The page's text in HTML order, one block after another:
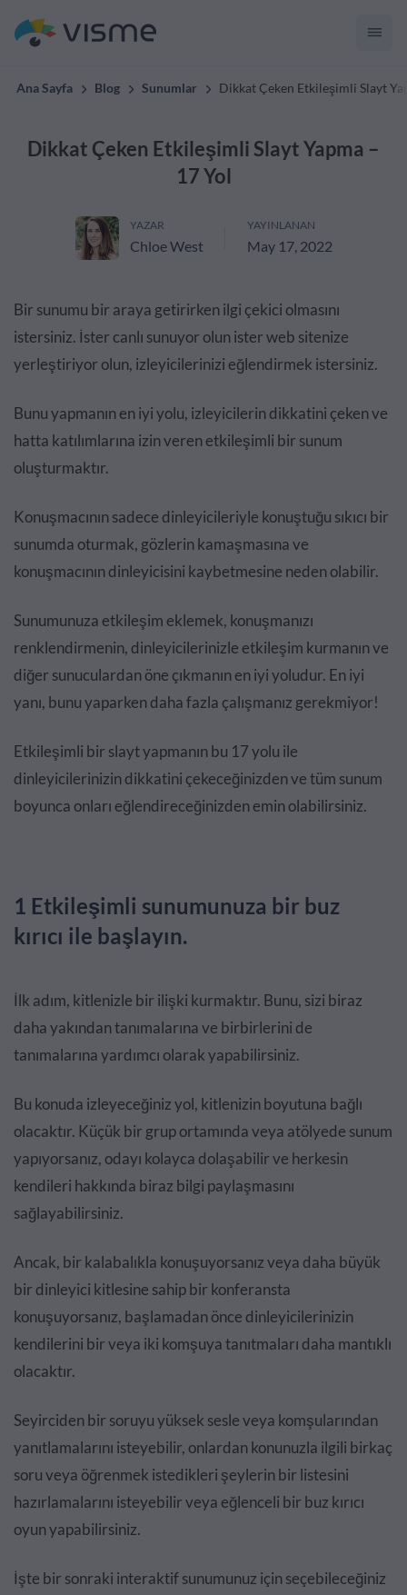
Ana Sayfa Blog Sunumlar Dikkat Çeken Etkileşimli Slayt
Dikkat Çeken Etkileşimli Slayt Yapma –
17 Yol
YAZAR
Chloe West
YAYINLANAN
May 17, 2022
Bir sunumu bir araya getirirken ilgi çekici olmasını
istersiniz. İster canlı sunuyor olun ister web sitenize
yerleştiriyor olun, izleyicilerinizi eğlendirmek istersiniz.
Bunu yapmanın en iyi yolu, izleyicilerin dikkatini çeken ve
hatta katılımlarına izin veren etkileşimli bir sunum
oluşturmaktır.
Konuşmacının sadece dinleyicileriyle konuştuğu sıkıcı bir
sunumda oturmak, gözlerin kamaşmasına ve
konuşmacının dinleyicisini kaybetmesine neden olabilir.
Sunumunuza etkileşim eklemek, konuşmanızı
renklendirmenin, dinleyicilerinizle etkileşim kurmanın ve
diğer sunuculardan öne çıkmanın en iyi yoludur. En iyi
yanı, bunu yaparken daha fazla çalışmanız gerekmiyor!
Etkileşimli bir slayt yapmanın bu 17 yolu ile
dinleyicilerinizin dikkatini çekeceğinizden ve tüm sunum
boyunca onları eğlendireceğinizden emin olabilirsiniz.
1 Etkileşimli sunumunuza bir buz
kırıcı ile başlayın.
İlk adım, kitlenizle bir ilişki kurmaktır. Bunu, sizi biraz
daha yakından tanımalarına ve birbirlerini de
tanımalarına yardımcı olarak yapabilirsiniz.
Bu konuda izleyeceğiniz yol, kitlenizin boyutuna bağlı
olacaktır. Küçük bir grup ortamında veya atölyede sunum
yapıyorsanız, odayı kolayca dolaşabilir ve herkesin
kendileri hakkında biraz bilgi paylaşmasını
sağlayabilirsiniz.
Ancak, bir kalabalıkla konuşuyorsanız veya daha büyük
bir dinleyici kitlesine sahip bir konferansta
konuşuyorsanız, başlamadan önce dinleyicilerinizin
kendilerini bir veya iki komşuya tanıtmaları daha mantıklı
olacaktır.
Seyirciden bir soruyu yüksek sesle veya komşularından
yanıtlamalarını isteyebilir, onlardan konunuzla ilgili birkaç
soru veya öğrenmek istedikleri şeylerin bir listesini
hazırlamalarını isteyebilir veya eğlenceli bir buz kırıcı
oyun yapabilirsiniz.
İşte bir sonraki interaktif sunumunuz için seçebileceğiniz